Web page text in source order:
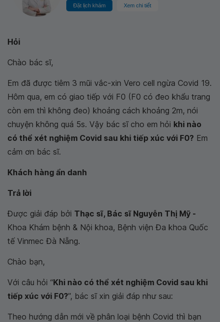
Đặt lịch khám Xem chi tiết
Hỏi
Chào bác sĩ,
Em đã được tiêm 3 mũi vắc-xin Vero cell ngừa Covid 19.
Hôm qua, em có giao tiếp với F0 (F0 có đeo khẩu trang
còn em thì không đeo) khoảng cách khoảng 2m, nói
chuyện không quá 5s. Vậy bác sĩ cho em hỏi khi nào
có thể xét nghiệm Covid sau khi tiếp xúc với F0? Em
cảm ơn bác sĩ.
Khách hàng ẩn danh
Trả lời
Được giải đáp bởi Thạc sĩ, Bác sĩ Nguyễn Thị Mỹ -
Khoa Khám bệnh & Nội khoa, Bệnh viện Đa khoa Quốc
tế Vinmec Đà Nẵng.
Chào bạn,
Với câu hỏi “Khi nào có thể xét nghiệm Covid sau khi
tiếp xúc với F0?”, bác sĩ xin giải đáp như sau:
Theo hướng dẫn mới về phân loại bệnh Covid thì bạn